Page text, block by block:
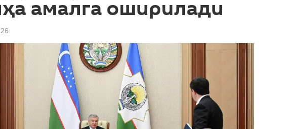
амалга оширилади